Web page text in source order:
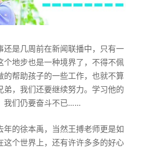
还是几周前在新闻联播中，只有一
个地步也是一种境界了，不得不佩
的帮助孩子的一些工作，也就不算
弟，我们还要继续努力。学习他的
我们仍要奋斗不已……
年的徐本禹，当然王搏老师更是如
这个世界上，还有许许多多的好心